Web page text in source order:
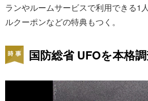
ランやルームサービスで利用できる1
ルクーポンなどの特典もつく。
国防総省 UFOを本格調